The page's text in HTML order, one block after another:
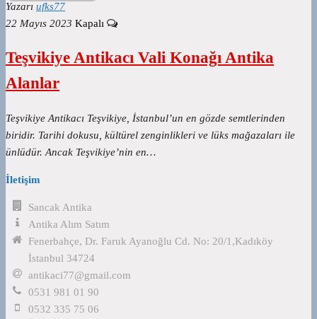
Yazarı ufks77
22 Mayıs 2023 Kapalı
Teşvikiye Antikacı Vali Konağı Antika
Alanlar
Teşvikiye Antikacı Teşvikiye, İstanbul’un en gözde semtlerinden
biridir. Tarihi dokusu, kültürel zenginlikleri ve lüks mağazaları ile
ünlüdür. Ancak Teşvikiye’nin en…
İletişim
Sancak Antika
Antika Alım Satım
Fenerbahçe, Dr. Faruk Ayanoğlu Cd. No: 20/1,Kadıköy
İstanbul 34724
antikaci77@gmail.com
0531 981 01 90
0532 335 75 06